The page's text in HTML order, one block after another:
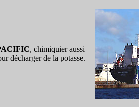
, chimiquier aussi
décharger de la potasse.